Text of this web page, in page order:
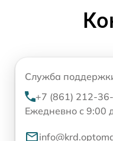
Служба
+7 (861) 212-
Ежедневно с 9:00